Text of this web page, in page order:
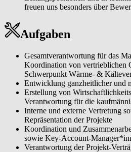
freuen uns besonders über
Aufgaben
Gesamtverantwortung für das
Koordination von vertrieblichen
Schwerpunkt Wärme- &
Entwicklung ganzheitlicher und
Erstellung von
Verantwortung für die
Interne und externe Vertretung
Repräsentation der Projekte
Koordination und
sowie Key-Account-
Verantwortung der Projekt-